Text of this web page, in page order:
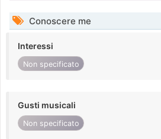
Conoscere me
Interessi
Non specificato
Gusti musicali
Non specificato